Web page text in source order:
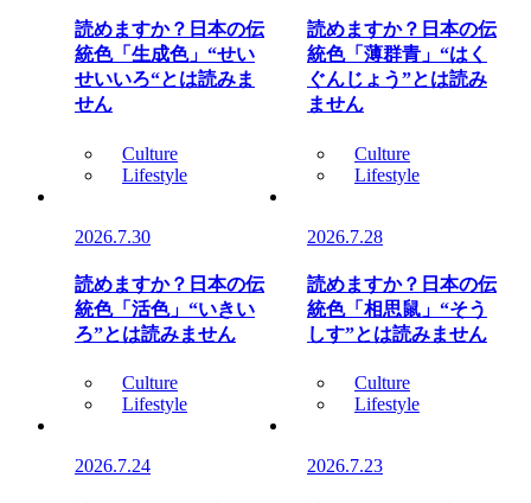
読めますか？日本の伝
統色「生成色」“せい
せいいろ“とは読みま
せん
Culture
Lifestyle
読めますか？日本の伝
統色「薄群青」“はく
ぐんじょう”とは読み
ません
Culture
Lifestyle
2026.7.30
読めますか？日本の伝
統色「活色」“いきい
ろ”とは読みません
Culture
Lifestyle
2026.7.28
読めますか？日本の伝
統色「相思鼠」“そう
しす”とは読みません
Culture
Lifestyle
2026.7.24 2026.7.23